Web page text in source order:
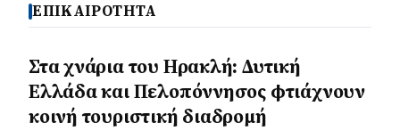
ΕΠΙΚΑΙΡΟΤΗΤΑ
Στα χνάρια του Ηρακλή: Δυτική
Ελλάδα και Πελοπόννησος φτιάχνουν
κοινή τουριστική διαδρομή